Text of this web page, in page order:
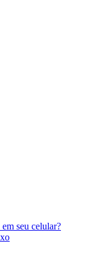
seu celular?